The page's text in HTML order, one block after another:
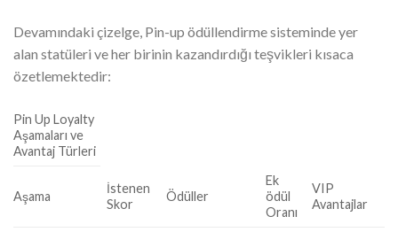
Devamındaki çizelge, Pin-up ödüllendirme sisteminde yer
alan statüleri ve her birinin kazandırdığı teşvikleri kısaca
özetlemektedir:
Pin Up Loyalty
Aşamaları ve
Avantaj Türleri
Aşama
İstenen
Skor
Ödüller
Ek
ödül
Oranı
VIP
Avantajlar